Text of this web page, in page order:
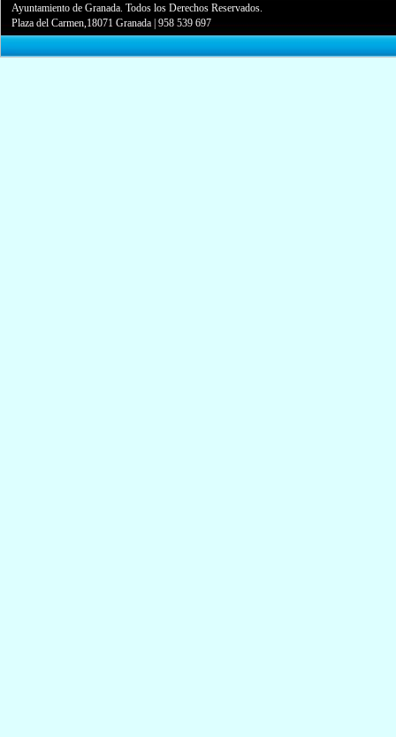
Ayuntamiento de Granada. Todos los Derechos Reservados.
Plaza del Carmen,18071 Granada |958 539 697